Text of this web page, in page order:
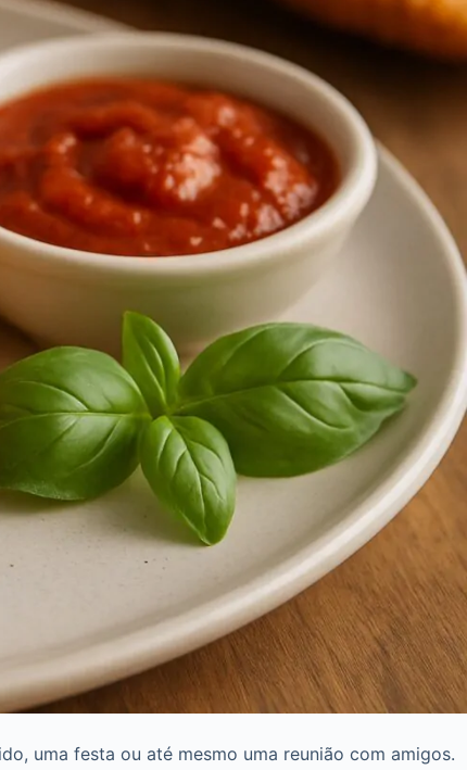
uma festa ou até mesmo uma reunião com amigos.